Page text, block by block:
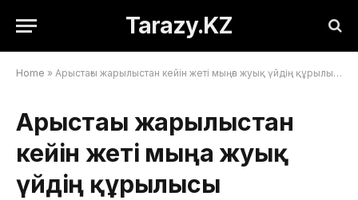
Tarazy.KZ
Home » Арыстағы жарылыстан кейін жеті мыңға жуық үйдің құрылысы аяқталды
Арыстағы жарылыстан
кейін жеті мыңға жуық
үйдің құрылысы